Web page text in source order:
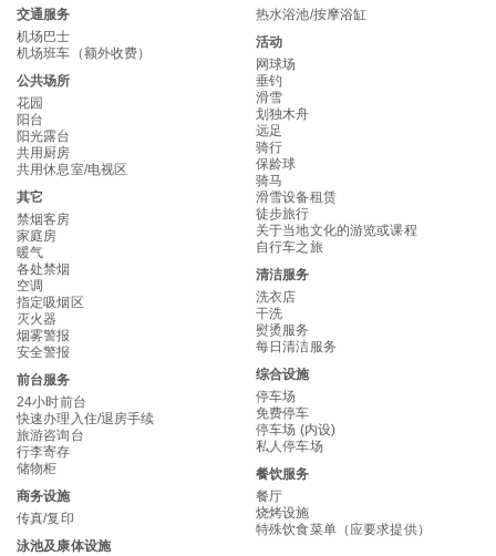
交通服务
机场巴士
机场班车（额外收费）
公共场所
花园
阳台
阳光露台
共用厨房
共用休息室/电视区
其它
禁烟客房
家庭房
暖气
各处禁烟
空调
指定吸烟区
灭火器
烟雾警报
安全警报
前台服务
24小时前台
快速办理入住/退房手续
旅游咨询台
行李寄存
储物柜
商务设施
传真/复印
泳池及康体设施
热水浴池/按摩浴缸
活动
网球场
垂钓
滑雪
划独木舟
远足
骑行
保龄球
骑马
滑雪设备租赁
徒步旅行
关于当地文化的游览或课程
自行车之旅
清洁服务
洗衣店
干洗
熨烫服务
每日清洁服务
综合设施
停车场
免费停车
停车场 (内设)
私人停车场
餐饮服务
餐厅
烧烤设施
特殊饮食菜单（应要求提供）